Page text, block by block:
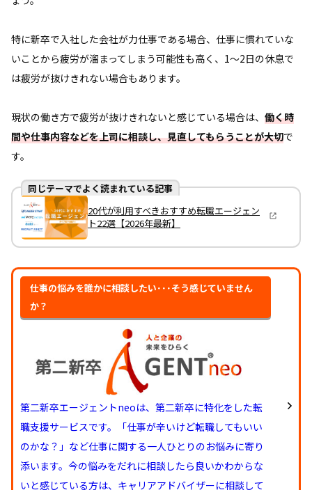
特に新卒で入社した会社が力仕事である場合、仕事に慣れていな
いことから疲労が溜まってしまう可能性も高く、1～2日の休息で
は疲労が抜けきれない場合もあります。
現状の働き方で疲労が抜けきれないと感じている場合は、 働く時
間や仕事内容などを上司に相談し、見直してもらうことが大切で
す。
同じテーマでよく読まれている記事
20代が利用すべきおすすめ転職エージェン
ト22選【2026年最新】
仕事の悩みを誰かに相談したい･･･そう感じていません
か？
第二新卒エージェントneoは、第二新卒に特化をした転
職支援サービスです。「仕事が辛いけど転職してもいい
のかな？」など仕事に関する一人ひとりのお悩みに寄り
添います。今の悩みをだれに相談したら良いかわからな
いと感じている方は、キャリアアドバイザーに相談して